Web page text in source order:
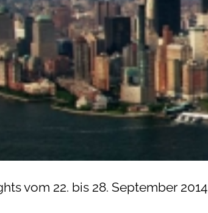
vom 22. bis 28. September 2014